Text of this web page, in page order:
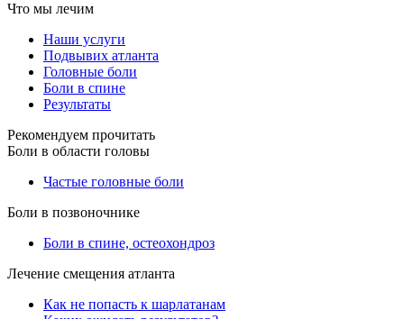
Что мы лечим
Наши услуги
Подвывих атланта
Головные боли
Боли в спине
Результаты
Рекомендуем прочитать
Боли в области головы
Частые головные боли
Боли в позвоночнике
Боли в спине, остеохондроз
Лечение смещения атланта
Как не попасть к шарлатанам